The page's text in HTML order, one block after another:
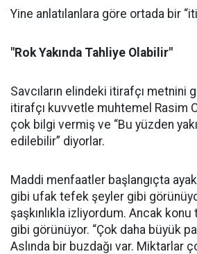
Yine anlatılanlara göre ortada bir
"Rok Yakında Tahliye Olabilir"
Savcıların elindeki itirafçı metnini
itirafçı kuvvetle muhtemel Rasim
çok bilgi vermiş ve “Bu yüzden
edilebilir” diyorlar.
Maddi menfaatler başlangıçta
gibi ufak tefek şeyler gibi
şaşkınlıkla izliyordum. Ancak konu
gibi görünüyor. “Çok daha büyük
Aslında bir buzdağı var. Miktarlar